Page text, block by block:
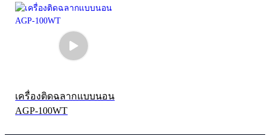
เครื่องติดฉลากแบบนอน
AGP-100WT